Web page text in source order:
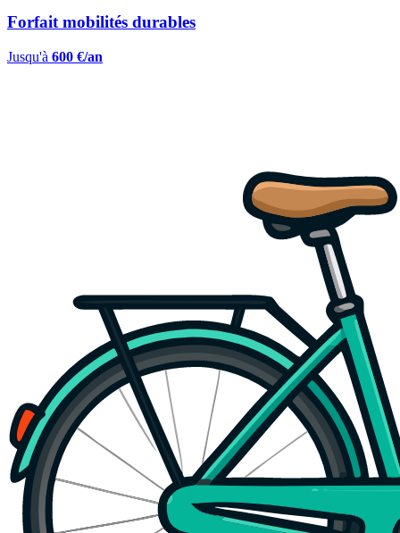
Forfait mobilités durables
Jusqu'à 600 €/an